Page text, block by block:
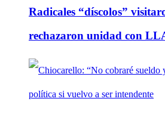
Radicales “díscolos”
rechazaron unidad con